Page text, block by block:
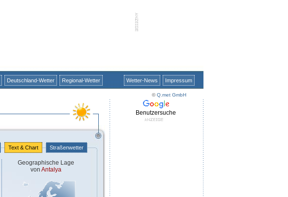
Deutschland-Wetter Regional-Wetter Wetter-News Impressum
©Q.met GmbH
Text & Chart Straßenwetter
Geographische Lage
von Antalya
Benutzersuche